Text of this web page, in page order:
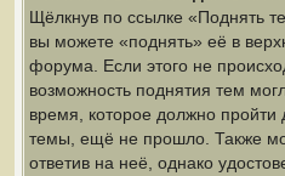
Щёлкнув по ссылке «Поднять
вы можете «поднять» её в
форума. Если этого не
возможность поднятия тем
время, которое должно пройти
темы, ещё не прошло. Также
ответив на неё, однако